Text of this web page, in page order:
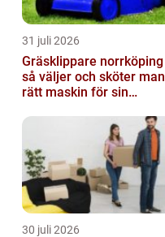
31 juli 2026
Gräsklippare norrköping
så väljer och sköter man
rätt maskin för sin
30 juli 2026